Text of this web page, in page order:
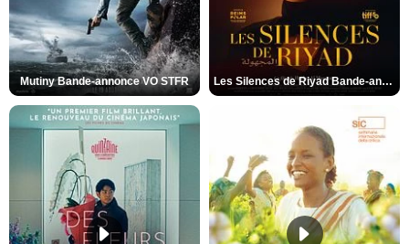
Mutiny Bande-annonce VO STFR Les Silences de Riyad Bande-annonce VO STFR